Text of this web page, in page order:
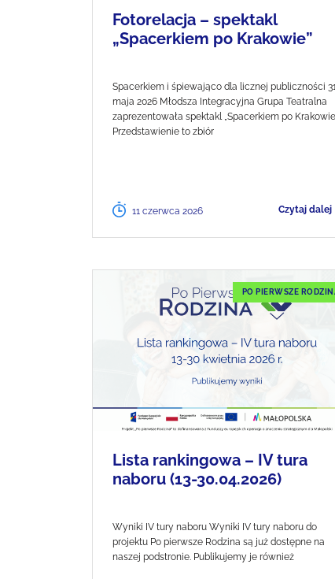
Fotorelacja – spektakl
„Spacerkiem po Krakowie”
Spacerkiem i śpiewająco dla licznej publiczności 31
maja 2026 Młodsza Integracyjna Grupa Teatralna
zaprezentowała spektakl „Spacerkiem po
Przedstawienie to zbiór
11 czerwca 2026 Czytaj dalej
PO PIERWSZE
Lista rankingowa – IV tura
naboru (13-30.04.2026)
Wyniki IV tury naboru Wyniki IV tury naboru do
projektu Po pierwsze Rodzina są już dostępne na
naszej podstronie. Publikujemy je również